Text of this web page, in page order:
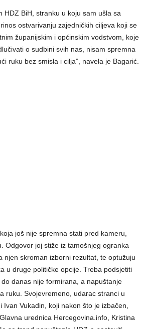
HDZ BiH, stranku u koju sam ušla sa
ostvarivanju zajedničkih ciljeva koji se
županijskim i općinskim vodstvom, koje
o sudbini svih nas, nisam spremna
ruku bez smisla i cilja”, navela je Bagarić.
još nije spremna stati pred kameru,
Odgovor joj stiže iz tamošnjeg ogranka
njen skroman izborni rezultat, te optužuju
u druge političke opcije. Treba podsjetiti
danas nije formirana, a napuštanje
ruku. Svojevremeno, udarac stranci u
Ivan Vukadin, koji nakon što je izbačen,
urednica Hercegovina.info, Kristina